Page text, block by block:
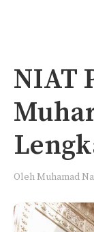
NIAT
OlehMuhamad